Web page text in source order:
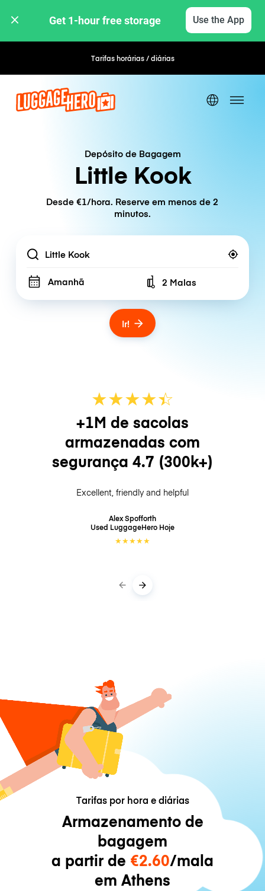
Get 1-hour free storage Use the App
Tarifas horárias / diárias
Depósito de Bagagem
Little Kook
Desde €1/hora. Reserve em menos de 2
minutos.
Location
Amanhã Number of bags
2 Malas
Ir!
★★★★☆
★
+1M de sacolas
armazenadas com
segurança 4.7 (300k+)
Excellent, friendly and helpful
Alex Spofforth
Used LuggageHero Hoje
★★★★★
Tarifas por hora e diárias
Armazenamento de
bagagem
a partir de €2.60/mala
em Athens